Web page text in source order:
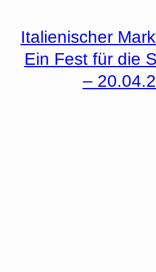
Italienischer
Ein Fest für die
–